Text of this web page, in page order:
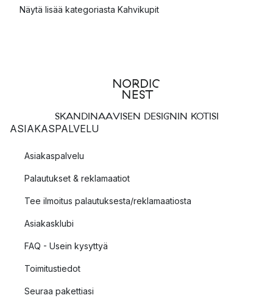
Näytä lisää kategoriasta Kahvikupit
SKANDINAAVISEN DESIGNIN KOTISI
ASIAKASPALVELU
Asiakaspalvelu
Palautukset & reklamaatiot
Tee ilmoitus palautuksesta/reklamaatiosta
Asiakasklubi
FAQ - Usein kysyttyä
Toimitustiedot
Seuraa pakettiasi